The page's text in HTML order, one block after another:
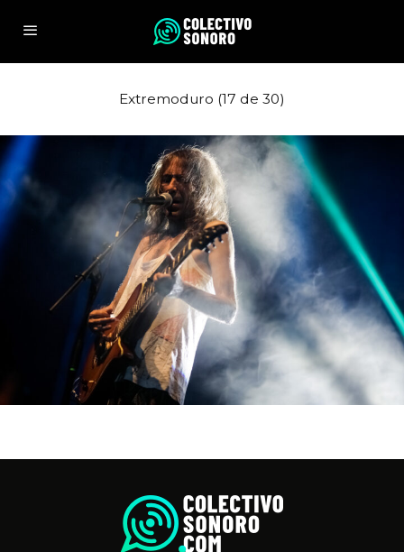
Extremoduro (17 de 30)